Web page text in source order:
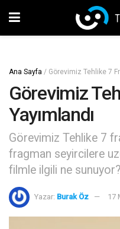
Ana Sayfa / Görevimiz Tehlike 7
Görevimiz
Yayımlandı
Görevimiz Tehlike 7
fragman seyircilere
filmle ilgili ne sunuyor?
Yazar: Burak Öz 17